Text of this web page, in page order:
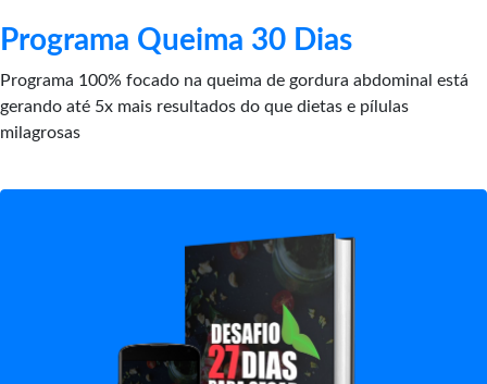
Programa Queima 30 Dias
Programa 100% focado na queima de gordura abdominal está
gerando até 5x mais resultados do que dietas e pílulas
milagrosas